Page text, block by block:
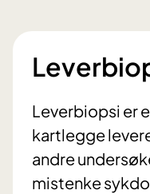
Leverbiopsi er
kartlegge
andre
mistenke